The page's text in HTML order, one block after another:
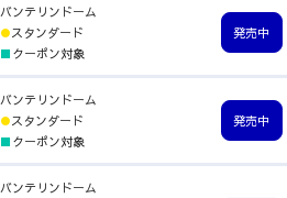
バンテリンドーム
スタンダード
クーポン対象
発売中
バンテリンドーム
スタンダード
クーポン対象
発売中
バンテリンドーム